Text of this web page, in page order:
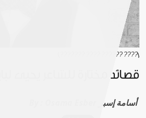
[???? ?????? ???? ???????]
قصائد مختارة للشاعر يحيى
Osama Esber أسامة إسبر